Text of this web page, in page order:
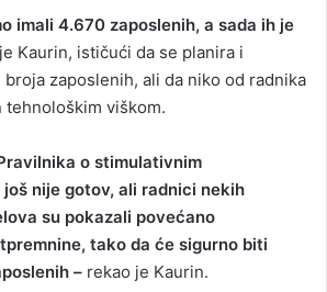
imali 4.670 zaposlenih, a sada ih je
Kaurin, ističući da se planira i
zaposlenih, ali da niko od radnika
viškom.
o stimulativnim
nije gotov, ali radnici nekih
su pokazali povećano
tako da će sigurno biti
– rekao je Kaurin.